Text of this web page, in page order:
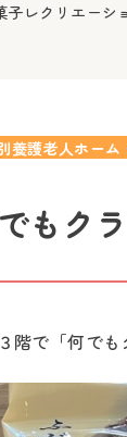
レクリエーシ
養護老人ホーム
もク
階で「何で